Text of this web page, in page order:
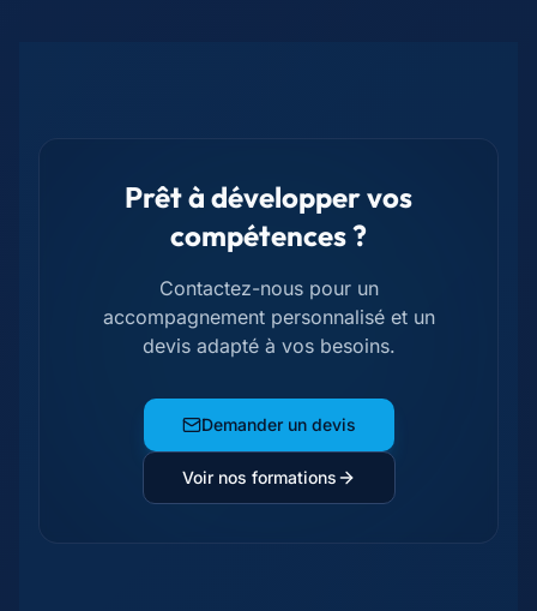
Prêt à développer vos
compétences ?
Contactez-nous pour un
accompagnement personnalisé et un
devis adapté à vos besoins.
Demander un devis
Voir nos formations